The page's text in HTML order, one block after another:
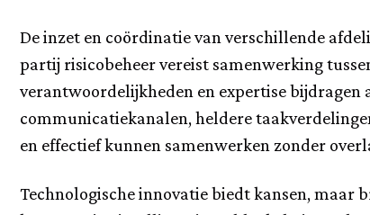
De inzet en coördinatie van verschillende
partij risicobeheer vereist samenwerking
verantwoordelijkheden en expertise
communicatiekanalen, heldere
en effectief kunnen samenwerken zonder
Technologische innovatie biedt kansen, maar